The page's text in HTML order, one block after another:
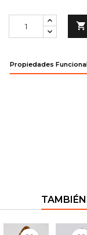

Propiedades